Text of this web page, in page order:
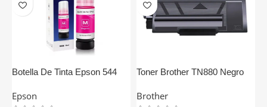
Botella De Tinta Epson 544
Epson
Toner Brother TN880 Negro
Brother